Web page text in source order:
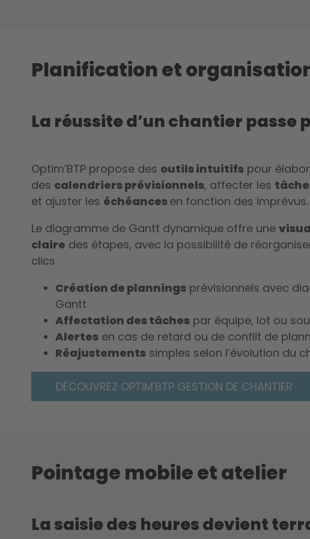
Planification et
La réussite d’un chantier
Optim’BTP propose des outils intuitifs pour
des calendriers prévisionnels, affecter les
et ajuster les échéancesen fonction des imprévus.
Le diagramme de Gantt dynamique offre une
claire des étapes, avec la possibilité de
clics.
Création de plannings prévisionnels avec
Gantt
Affectation des tâches par équipe, lot ou
Alertes en cas de retard ou de conflit de
Réajustements simples selon l’évolution du
DÉCOUVREZ OPTIM'BTP GESTION DE CHANTIER
Pointage mobile et atelier
La saisie des heures devient